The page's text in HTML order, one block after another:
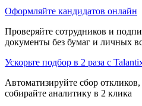
Оформляйте кандидатов онлайн
Проверяйте сотрудников и
документы без бумаг и личных
Ускорьте подбор в 2 раза с
Автоматизируйте сбор
собирайте аналитику в 2 клика